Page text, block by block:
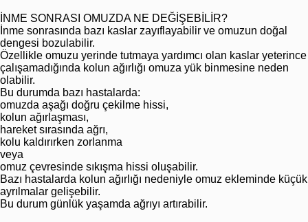
İNME SONRASI OMUZDA NE DEĞİŞEBİLİR?
İnme sonrasında bazı kaslar zayıflayabilir ve omuzun doğal
dengesi bozulabilir.
Özellikle omuzu yerinde tutmaya yardımcı olan kaslar yeterince
çalışamadığında kolun ağırlığı omuza yük binmesine neden
olabilir.
Bu durumda bazı hastalarda:
omuzda aşağı doğru çekilme hissi,
kolun ağırlaşması,
hareket sırasında ağrı,
kolu kaldırırken zorlanma
veya
omuz çevresinde sıkışma hissi oluşabilir.
Bazı hastalarda kolun ağırlığı nedeniyle omuz ekleminde küçük
ayrılmalar gelişebilir.
Bu durum günlük yaşamda ağrıyı artırabilir.